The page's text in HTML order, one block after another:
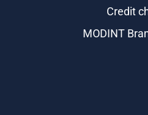
Credit
MODINT